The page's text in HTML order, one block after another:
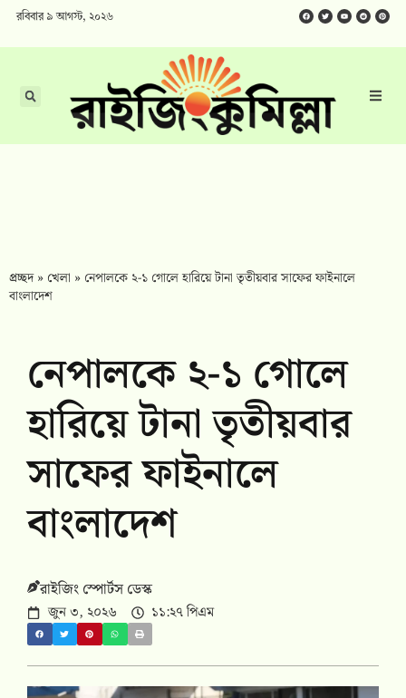
রবিবার ৯ আগস্ট, ২০২৬
প্রচ্ছদ» খেলা » নেপালকে ২-১ গোলে হারিয়ে টানা তৃতীয়বার সাফের ফাইনালে
বাংলাদেশ
নেপালকে ২-১ গোলে
হারিয়ে টানা তৃতীয়বার
সাফের ফাইনালে
বাংলাদেশ
রাইজিং স্পোর্টস ডেস্ক
জুন ৩, ২০২৬ ১১:২৭ পিএম